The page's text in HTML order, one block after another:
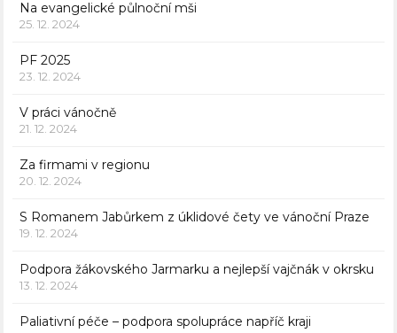
Na evangelické půlnoční mši
25. 12. 2024
PF 2025
23. 12. 2024
V práci vánočně
21. 12. 2024
Za firmami v regionu
20. 12. 2024
S Romanem Jabůrkem z úklidové čety ve vánoční Praze
19. 12. 2024
Podpora žákovského Jarmarku a nejlepší vajčnák v okrsku
13. 12. 2024
Paliativní péče – podpora spolupráce napříč kraji